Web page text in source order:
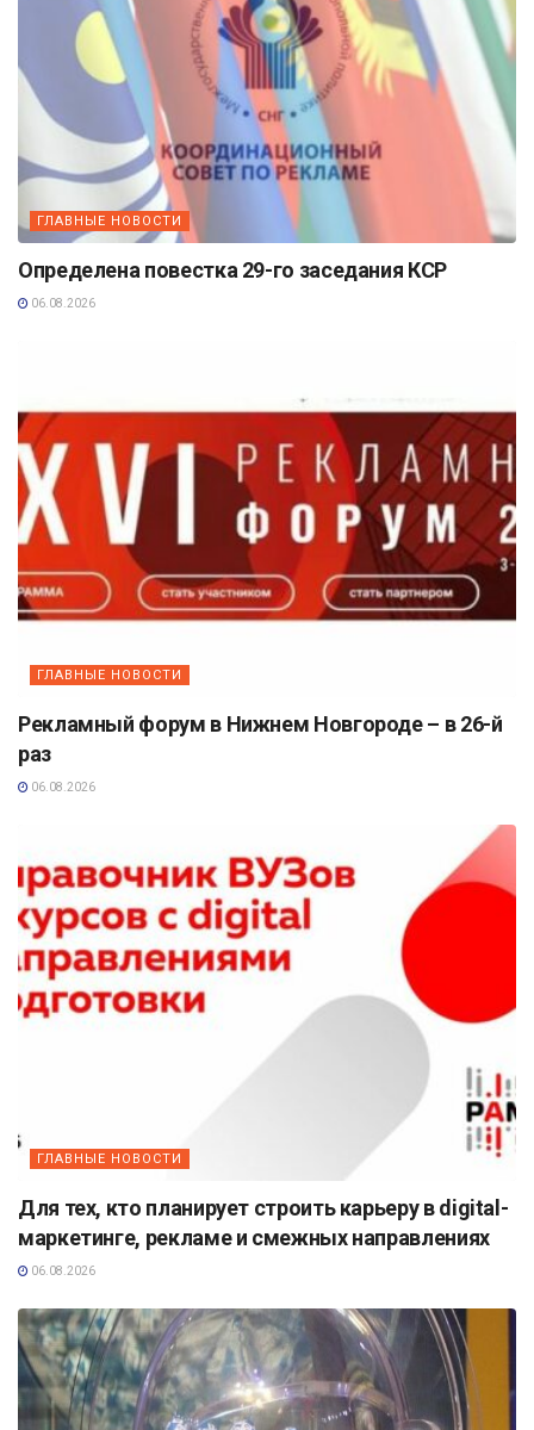
ГЛАВНЫЕ НОВОСТИ
Определена повестка 29-го заседания КСР
06.08.2026
ГЛАВНЫЕ НОВОСТИ
Рекламный форум в Нижнем Новгороде – в 26-й
раз
06.08.2026
ГЛАВНЫЕ НОВОСТИ
Для тех, кто планирует строить карьеру в digital-
маркетинге, рекламе и смежных направлениях
06.08.2026